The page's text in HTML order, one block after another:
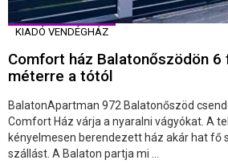
KIADÓ VENDÉGHÁZ
Comfort ház Balatonőszödön
méterre a tótól
BalatonApartman 972 Balatonőszöd
Comfort Ház várja a nyaralni vágyókat. A
kényelmesen berendezett ház akár hat fő
szállást. A Balaton partja mi ...